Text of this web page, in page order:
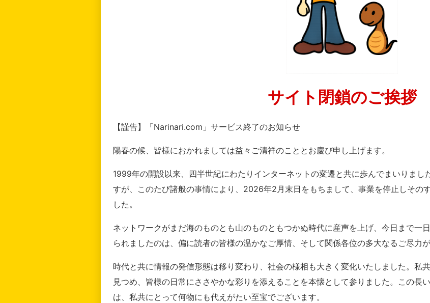
サイト閉鎖のご挨拶
【謹告】「Narinari.com」サービス終了のお知らせ
陽春の候、皆様におかれましては益々ご清祥のこととお慶び申し上げます。
1999年の開設以来、四半世紀にわたりインターネットの変遷と共に歩んでまいりまし
すが、このたび諸般の事情により、2026年2月末日をもちまして、事業を停止しその
した。
ネットワークがまだ海のものとも山のものともつかぬ時代に産声を上げ、今日まで一
られましたのは、偏に読者の皆様の温かなご厚情、そして関係各位の多大なるご尽力
時代と共に情報の発信形態は移り変わり、社会の様相も大きく変化いたしました。私
見つめ、皆様の日常にささやかな彩りを添えることを本懐として参りました。この長
は、私共にとって何物にも代えがたい至宝でございます。